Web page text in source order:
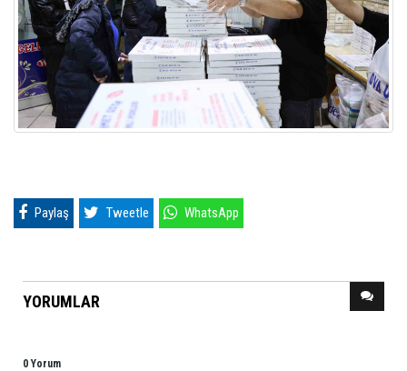
Paylaş Tweetle WhatsApp
YORUMLAR
0 Yorum